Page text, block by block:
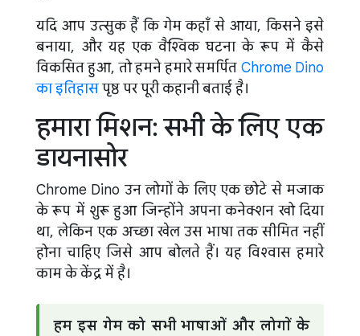
यदि आप उत्सुक हैं कि गेम कहाँ से आया, किसने इसे
बनाया, और यह एक वैश्विक घटना के रूप में कैसे
विकसित हुआ, तो हमने हमारे समर्पित Chrome Dino
का इतिहासपृष्ठ पर पूरी कहानी बताई है।
हमारा मिशन: सभी के लिए एक
डायनासोर
Chrome Dino उन लोगों के लिए एक छोटे से मजाक
के रूप में शुरू हुआ जिन्होंने अपना कनेक्शन खो दिया
था, लेकिन एक अच्छा खेल उस भाषा तक सीमित नहीं
होना चाहिए जिसे आप बोलते हैं। यह विश्वास हमारे
काम के केंद्र में है।
हम इस गेम को सभी भाषाओं और लोगों के